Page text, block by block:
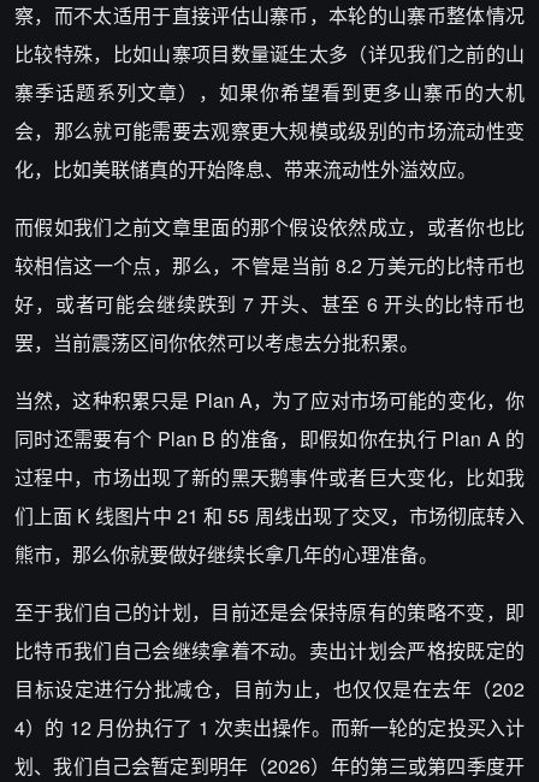
察，而不太适用于直接评估山寨币，本轮的山寨币整体情况
比较特殊，比如山寨项目数量诞生太多（详见我们之前的山
寨季话题系列文章），如果你希望看到更多山寨币的大机
会，那么就可能需要去观察更大规模或级别的市场流动性变
化，比如美联储真的开始降息、带来流动性外溢效应。
而假如我们之前文章里面的那个假设依然成立，或者你也比
较相信这一个点，那么，不管是当前 8.2 万美元的比特币也
好，或者可能会继续跌到 7 开头、甚至 6 开头的比特币也
罢，当前震荡区间你依然可以考虑去分批积累。
当然，这种积累只是 Plan A，为了应对市场可能的变化，你
同时还需要有个 Plan B 的准备，即假如你在执行 Plan A 的
过程中，市场出现了新的黑天鹅事件或者巨大变化，比如我
们上面 K 线图片中 21 和 55 周线出现了交叉，市场彻底转入
熊市，那么你就要做好继续长拿几年的心理准备。
至于我们自己的计划，目前还是会保持原有的策略不变，即
比特币我们自己会继续拿着不动。卖出计划会严格按既定的
目标设定进行分批减仓，目前为止，也仅仅是在去年（202
4）的 12 月份执行了 1 次卖出操作。而新一轮的定投买入计
划、我们自己会暂定到明年（2026）年的第三或第四季度开